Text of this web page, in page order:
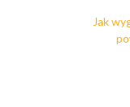
Jak